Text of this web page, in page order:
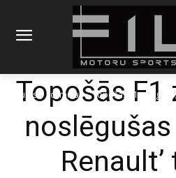
Sākums Formulas
Topošās F1
Topošās F1
noslēgušas